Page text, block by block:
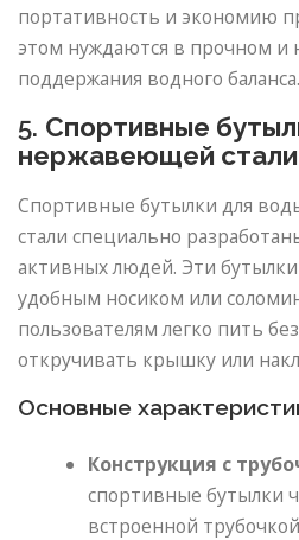
портативность и экономию
этом нуждаются в прочном
поддержания водного баланса.
5. Спортивные
нержавеющей стали
Спортивные бутылки для
стали специально
активных людей. Эти
удобным носиком или
пользователям легко пить
откручивать крышку или
Основные
Конструкция с
спортивные бутылки
встроенной